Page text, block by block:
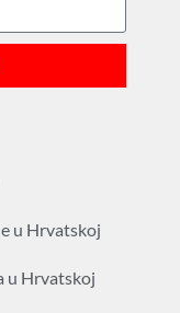
u Hrvatskoj
u Hrvatskoj